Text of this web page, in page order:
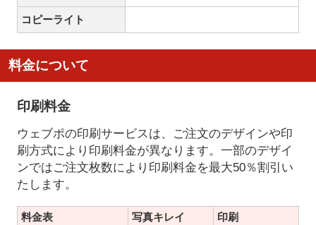
コピーライト
料金について
印刷料金
ウェブポの印刷サービスは、ご注文のデザインや印
刷方式により印刷料金が異なります。一部のデザイ
ンではご注文枚数により印刷料金を最大50％割引い
たします。
料金表
写真キレイ
印刷